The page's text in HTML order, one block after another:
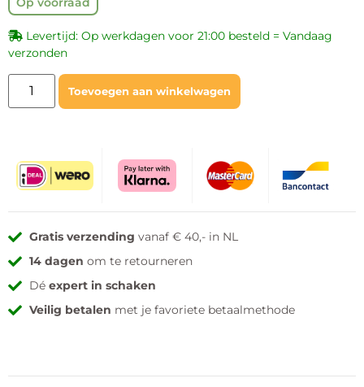
Levertijd: Op werkdagen voor 21:00 besteld = Vandaag
verzonden
Toevoegen aan winkelwagen
Gratis verzending vanaf € 40,- in NL
14 dagen om te retourneren
Déexpert in schaken
Veilig betalen met je favoriete betaalmethode